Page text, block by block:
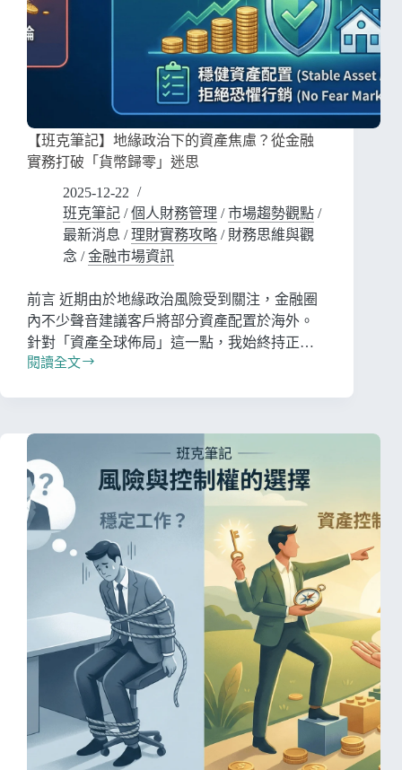
【班克筆記】地緣政治下的資產焦慮？從金融
實務打破「貨幣歸零」迷思
2025-12-22
班克筆記 /個人財務管理 /市場趨勢觀點 /
最新消息 / 理財實務攻略 / 財務思維與觀
念 /金融市場資訊
前言 近期由於地緣政治風險受到關注，金融圈
內不少聲音建議客戶將部分資產配置於海外。
針對「資產全球佈局」這一點，我始終持正…
閱讀全文